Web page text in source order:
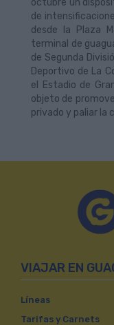
de
desde la Plaza
terminal de
de Segunda
Deportivo de La
el Estadio de
objeto de
privado y paliar la
VIAJAR EN
Líneas
Tarifas y Carnets